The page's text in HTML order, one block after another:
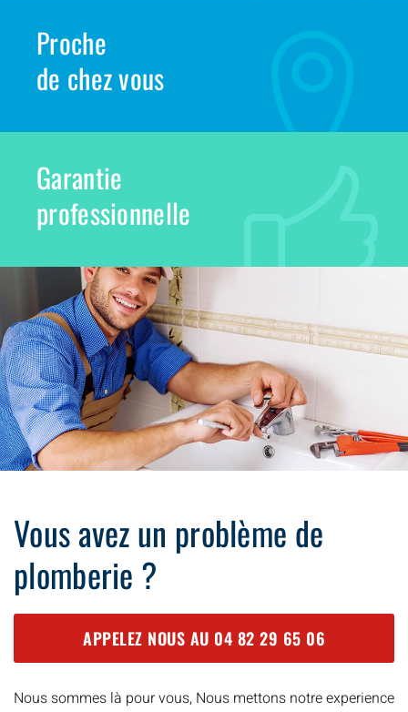
Proche
de chez vous
Garantie
professionnelle
Vous avez un problème de
plomberie ?
APPELEZ NOUS AU 04 82 29 65 06
Nous sommes là pour vous, Nous mettons notre experience